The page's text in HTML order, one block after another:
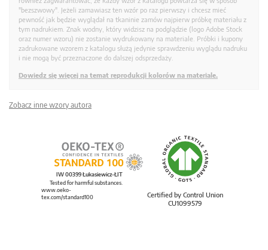
"bezszwowy". Jeżeli zamawiasz ten wzór po raz pierwszy i chcesz mieć
pewność jak będzie wyglądał na tkaninie zamów najpierw próbkę materiału z
tym nadrukiem. Znak wodny, który widzisz na podglądzie (logo Adobe Stock
oraz numer wzoru) nie zostanie wydrukowany na materiale. Próbki i kupony
zadrukowane wzorem z katalogu służą jedynie sprawdzeniu wyglądu nadruku
i nie mogą być przeznaczone do dalszej odsprzedaży.
Dowiedz się więcej na temat reprodukcji kolorów na materiale.
Zobacz inne wzory autora
Certified by Control Union
CU1099579
IW 00399 Łukasiewicz-ŁIT
Tested for harmful substances.
www.oeko-
tex.com/standard100